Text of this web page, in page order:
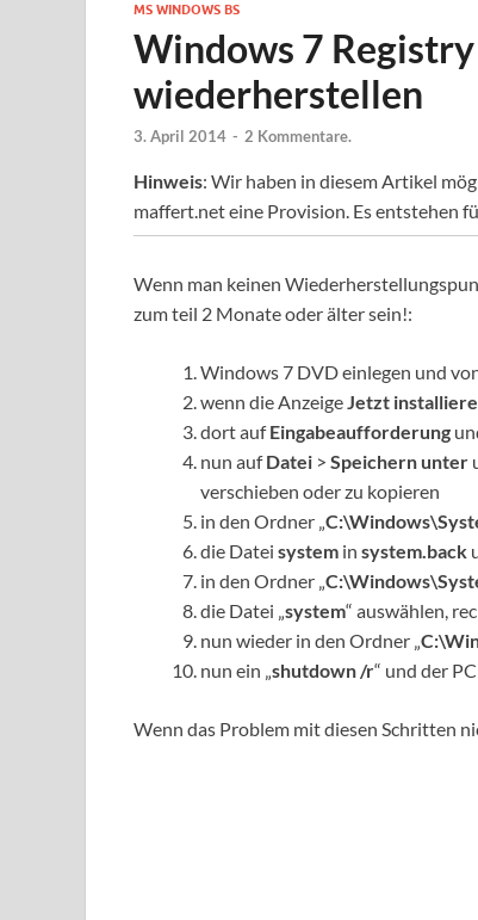
MS WINDOWS BS
Windows 7
wiederherstellen
3. April 2014 - 2 Kommentare.
Hinweis: Wir haben in diesem Artikel
maffert.net eine Provision. Es entstehen
Wenn man keinen
zum teil 2 Monate oder älter sein!:
Windows 7 DVD einlegen und
wenn die AnzeigeJetzt
dort aufEingabeaufforderung
nun aufDatei > Speichern unter
verschieben oder zu kopieren
in den Ordner „
die Datei system in system.back
in den Ordner „
die Datei „system“ auswählen,
nun wieder in den Ordner „
nun ein „shutdown /r“ und der
Wenn das Problem mit diesen Schritten